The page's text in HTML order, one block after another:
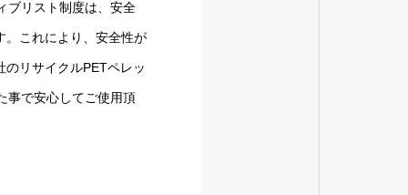
ブリスト制度は、安全
。これにより、安全性が
リサイクルPETペレッ
事で安心してご使用頂